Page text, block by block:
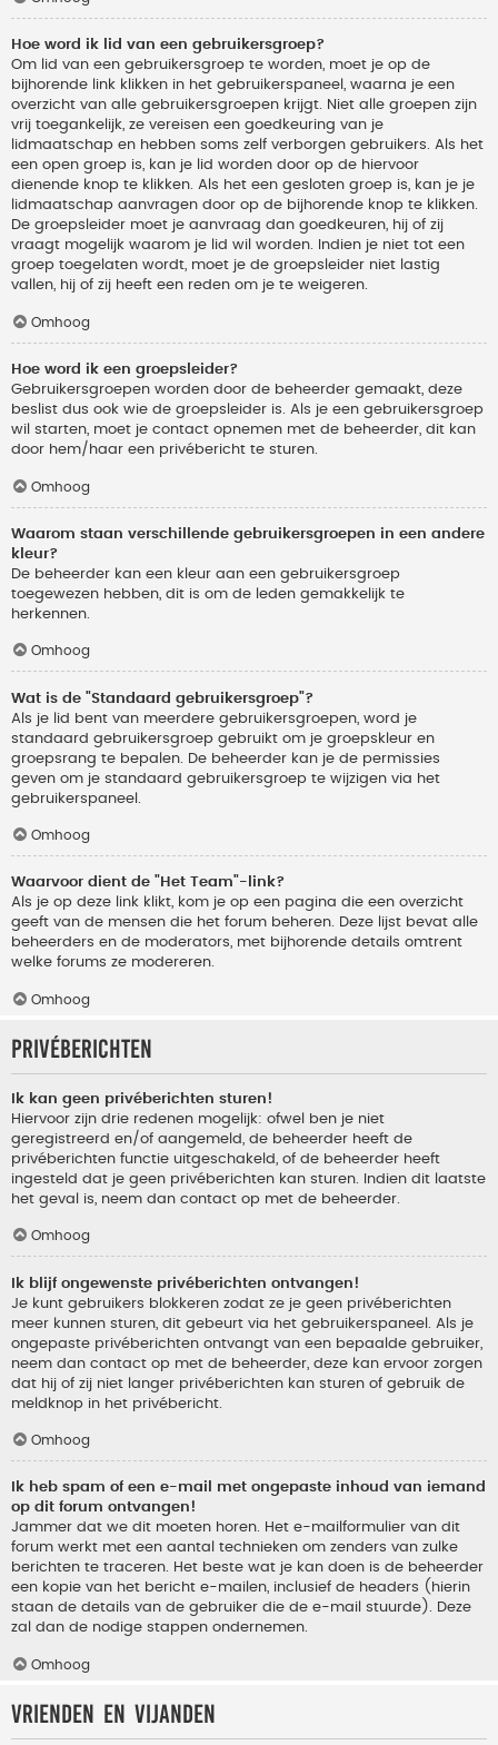
Hoe word ik lid van een gebruikersgroep?
Om lid van een gebruikersgroep te worden, moet je op de
bijhorende link klikken in het gebruikerspaneel, waarna je een
overzicht van alle gebruikersgroepen krijgt. Niet alle groepen zijn
vrij toegankelijk, ze vereisen een goedkeuring van je
lidmaatschap en hebben soms zelf verborgen gebruikers. Als het
een open groep is, kan je lid worden door op de hiervoor
dienende knop te klikken. Als het een gesloten groep is, kan je je
lidmaatschap aanvragen door op de bijhorende knop te klikken.
De groepsleider moet je aanvraag dan goedkeuren, hij of zij
vraagt mogelijk waarom je lid wil worden. Indien je niet tot een
groep toegelaten wordt, moet je de groepsleider niet lastig
vallen, hij of zij heeft een reden om je te weigeren.
Omhoog
Hoe word ik een groepsleider?
Gebruikersgroepen worden door de beheerder gemaakt, deze
beslist dus ook wie de groepsleider is. Als je een gebruikersgroep
wil starten, moet je contact opnemen met de beheerder, dit kan
door hem/haar een privébericht te sturen.
Omhoog
Waarom staan verschillende gebruikersgroepen in een andere
kleur?
De beheerder kan een kleur aan een gebruikersgroep
toegewezen hebben, dit is om de leden gemakkelijk te
herkennen.
Omhoog
Wat is de "Standaard gebruikersgroep"?
Als je lid bent van meerdere gebruikersgroepen, word je
standaard gebruikersgroep gebruikt om je groepskleur en
groepsrang te bepalen. De beheerder kan je de permissies
geven om je standaard gebruikersgroep te wijzigen via het
gebruikerspaneel.
Omhoog
Waarvoor dient de "Het Team"-link?
Als je op deze link klikt, kom je op een pagina die een overzicht
geeft van de mensen die het forum beheren. Deze lijst bevat alle
beheerders en de moderators, met bijhorende details omtrent
welke forums ze modereren.
Omhoog
Privéberichten
Ik kan geen privéberichten sturen!
Hiervoor zijn drie redenen mogelijk: ofwel ben je niet
geregistreerd en/of aangemeld, de beheerder heeft de
privéberichten functie uitgeschakeld, of de beheerder heeft
ingesteld dat je geen privéberichten kan sturen. Indien dit laatste
het geval is, neem dan contact op met de beheerder.
Omhoog
Ik blijf ongewenste privéberichten ontvangen!
Je kunt gebruikers blokkeren zodat ze je geen privéberichten
meer kunnen sturen, dit gebeurt via het gebruikerspaneel. Als je
ongepaste privéberichten ontvangt van een bepaalde gebruiker,
neem dan contact op met de beheerder, deze kan ervoor zorgen
dat hij of zij niet langer privéberichten kan sturen of gebruik de
meldknop in het privébericht.
Omhoog
Ik heb spam of een e-mail met ongepaste inhoud van iemand
op dit forum ontvangen!
Jammer dat we dit moeten horen. Het e-mailformulier van dit
forum werkt met een aantal technieken om zenders van zulke
berichten te traceren. Het beste wat je kan doen is de beheerder
een kopie van het bericht e-mailen, inclusief de headers (hierin
staan de details van de gebruiker die de e-mail stuurde). Deze
zal dan de nodige stappen ondernemen.
Omhoog
Vrienden en vijanden